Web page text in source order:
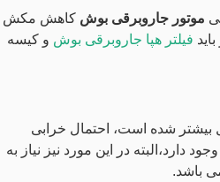
موتور جاروبرقی بوش کاهش مکش
فیلتر هپا جاروبرقی بوش و کیسه
بیشتر شده است، احتمال خرابی
دارد،البته در این مورد نیز نیاز به
باشد.